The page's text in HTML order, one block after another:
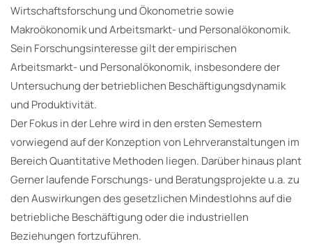
Wirtschaftsforschung und Ökonometrie sowie
Makroökonomik und Arbeitsmarkt- und Personalökonomik.
Sein Forschungsinteresse gilt der empirischen
Arbeitsmarkt- und Personalökonomik, insbesondere der
Untersuchung der betrieblichen Beschäftigungsdynamik
und Produktivität.
Der Fokus in der Lehre wird in den ersten Semestern
vorwiegend auf der Konzeption von Lehrveranstaltungen im
Bereich Quantitative Methoden liegen. Darüber hinaus plant
Gerner laufende Forschungs- und Beratungsprojekte u.a. zu
den Auswirkungen des gesetzlichen Mindestlohns auf die
betriebliche Beschäftigung oder die industriellen
Beziehungen fortzuführen.